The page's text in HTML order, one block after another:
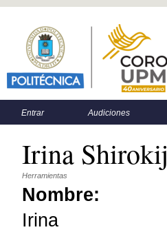
Menú principal
Menú secundario
Entrar Audiciones
Irina Shirokij
Herramientas
Nombre:
Irina